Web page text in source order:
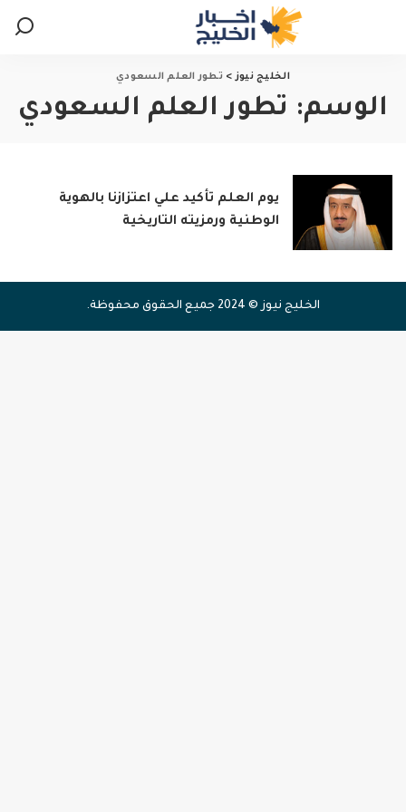
الخليج نيوز> تطور العلم السعودي
الوسم: تطور العلم السعودي
يوم العلم تأكيد علي اعتزازنا بالهوية
الوطنية ورمزيته التاريخية
الخليج نيوز © 2024 جميع الحقوق محفوظة.